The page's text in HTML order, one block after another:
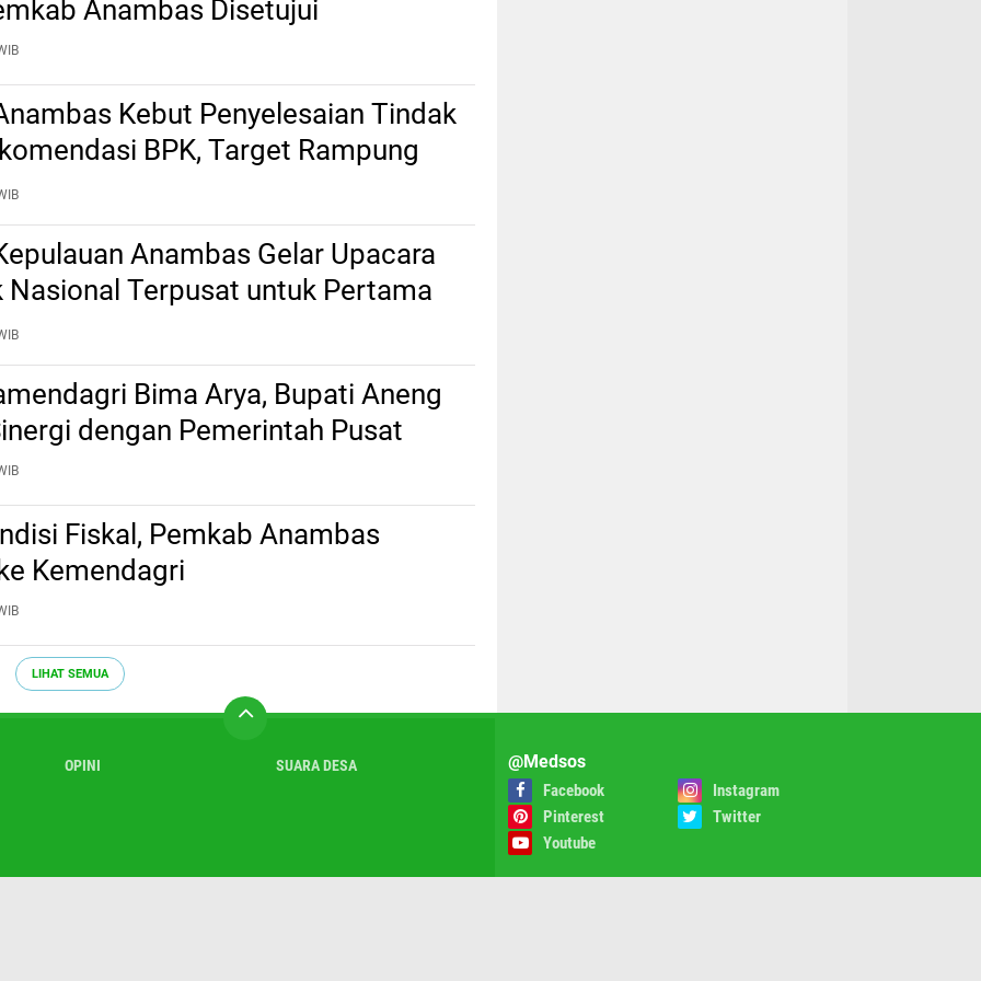
Anambas Disetujui
Kebut Penyelesaian Tindak
BPK, Target Rampung
Agustus
Anambas Gelar Upacara
Nasional Terpusat untuk Pertama
Bima Arya, Bupati Aneng
dengan Pemerintah Pusat
Fiskal, Pemkab Anambas
Kemendagri
LIHAT SEMUA
OPINI SUARA DESA @Medsos
Facebook
Instagram
Pinterest
Twitter
Youtube